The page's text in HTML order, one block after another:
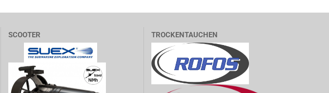
SCOOTER TROCKENTAUCHEN